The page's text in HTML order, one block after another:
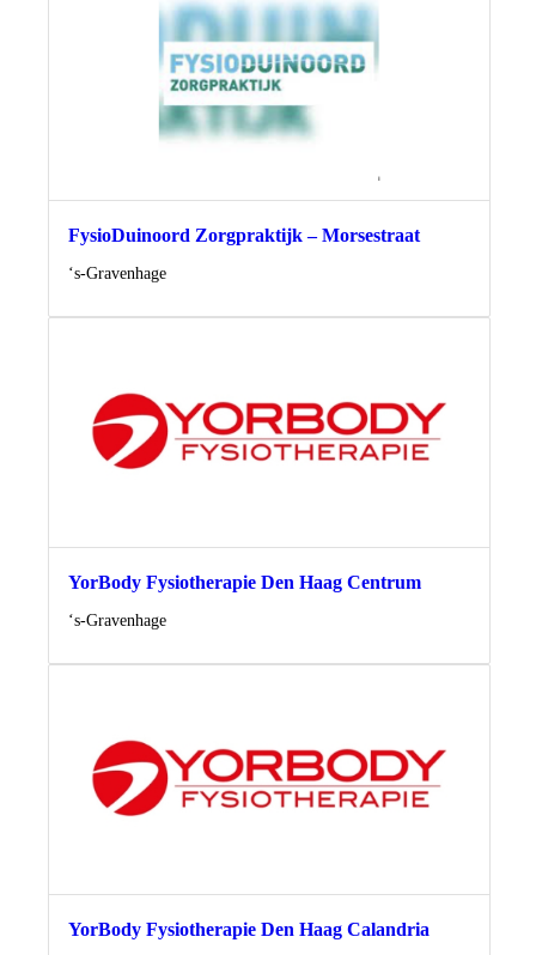
FysioDuinoord Zorgpraktijk – Morsestraat
Locatie
‘s-Gravenhage
YorBody Fysiotherapie Den Haag Centrum
Locatie
‘s-Gravenhage
YorBody Fysiotherapie Den Haag Calandria